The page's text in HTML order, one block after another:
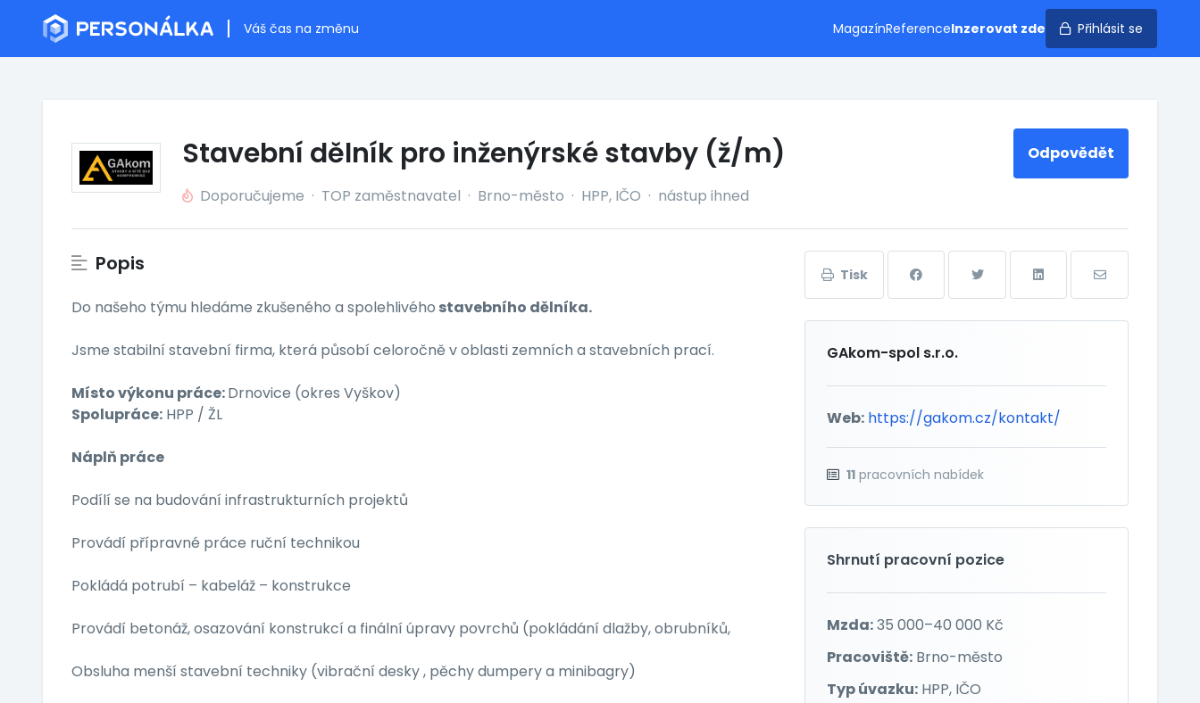
Váš čas na změnu MagazínReferenceInzerovat zde Přihlásit se
Stavební dělník pro inženýrské stavby (ž/m) Odpovědět
Doporučujeme · TOP zaměstnavatel · Brno-město · HPP, IČO · nástup ihned
Popis
Do našeho týmu hledáme zkušeného a spolehlivého stavebního dělníka.
Jsme stabilní stavební firma, která působí celoročně v oblasti zemních a stavebních prací.
Místo výkonu práce:Drnovice (okres Vyškov)
Spolupráce: HPP / ŽL
Náplň práce
Podílí se na budování infrastrukturních projektů
Provádí přípravné práce ruční technikou
Pokládá potrubí – kabeláž – konstrukce
Provádí betonáž, osazování konstrukcí a finální úpravy povrchů (pokládání dlažby, obrubníků,
Obsluha menší stavební techniky (vibrační desky , pěchy dumpery a minibagry)
Tisk
GAkom-spol s.r.o.
Web: https://gakom.cz/kontakt/
11 pracovních nabídek
Shrnutí pracovní pozice
Mzda:35 000–40 000 Kč
Pracoviště: Brno-město
Typ úvazku: HPP, IČO